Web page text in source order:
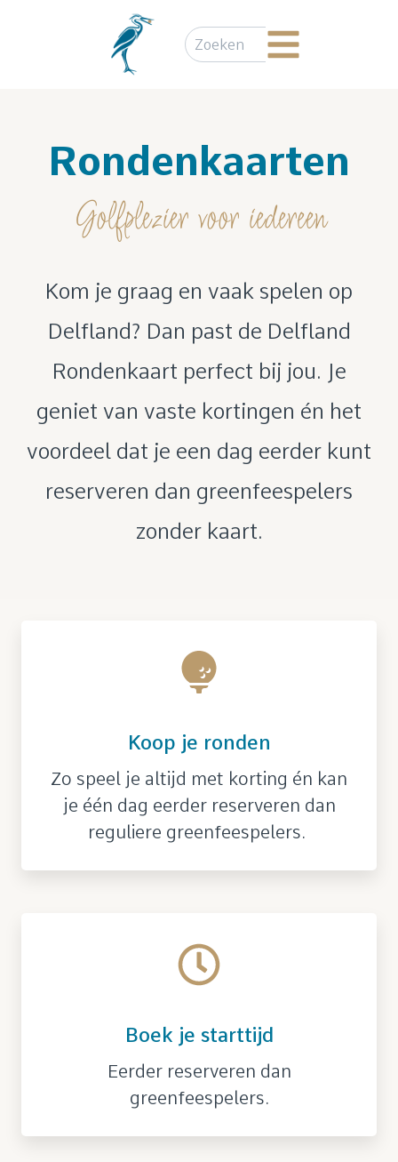
Rondenkaarten
Golfplezier voor iedereen
Kom je graag en vaak spelen op
Delfland? Dan past de Delfland
Rondenkaart perfect bij jou. Je
geniet van vaste kortingen én het
voordeel dat je een dag eerder kunt
reserveren dan greenfeespelers
zonder kaart.
Koop je ronden
Zo speel je altijd met korting én kan
je één dag eerder reserveren dan
reguliere greenfeespelers.
Boek je starttijd
Eerder reserveren dan
greenfeespelers.